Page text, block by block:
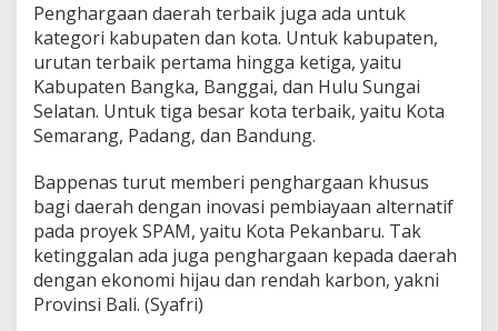
Penghargaan daerah terbaik juga ada untuk
kategori kabupaten dan kota. Untuk kabupaten,
urutan terbaik pertama hingga ketiga, yaitu
Kabupaten Bangka, Banggai, dan Hulu Sungai
Selatan. Untuk tiga besar kota terbaik, yaitu Kota
Semarang, Padang, dan Bandung.
Bappenas turut memberi penghargaan khusus
bagi daerah dengan inovasi pembiayaan alternatif
pada proyek SPAM, yaitu Kota Pekanbaru. Tak
ketinggalan ada juga penghargaan kepada daerah
dengan ekonomi hijau dan rendah karbon, yakni
Provinsi Bali. (Syafri)